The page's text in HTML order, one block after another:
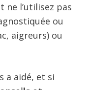
ne l’utilisez pas
ou
aigreurs) ou
a aidé, et si